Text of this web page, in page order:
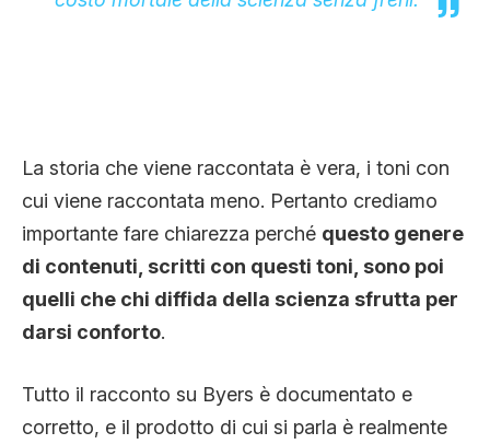
La storia che viene raccontata è vera, i toni con
cui viene raccontata meno. Pertanto crediamo
importante fare chiarezza perché questo genere
di contenuti, scritti con questi toni, sono poi
quelli che chi diffida della scienza sfrutta per
darsi conforto.
Tutto il racconto su Byers è documentato e
corretto, e il prodotto di cui si parla è realmente